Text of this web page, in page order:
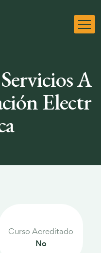
A
Electr
Curso Acreditado
No